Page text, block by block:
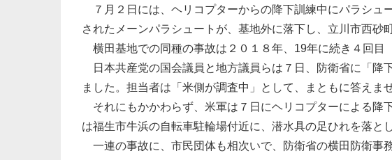
７月２日には、ヘリコプターからの降下訓練中にパラシュ
されたメーンパラシュートが、基地外に落下し、立川市西砂
横田基地での同種の事故は２０１８年、19年に続き４回目
日本共産党の国会議員と地方議員らは７日、防衛省に「降
ました。担当者は「米側が調査中」として、まともに答えま
それにもかかわらず、米軍は７日にヘリコプターによる降
は福生市牛浜の自転車駐輪場付近に、潜水具の足ひれを落と
一連の事故に、市民団体も相次いで、防衛省の横田防衛事